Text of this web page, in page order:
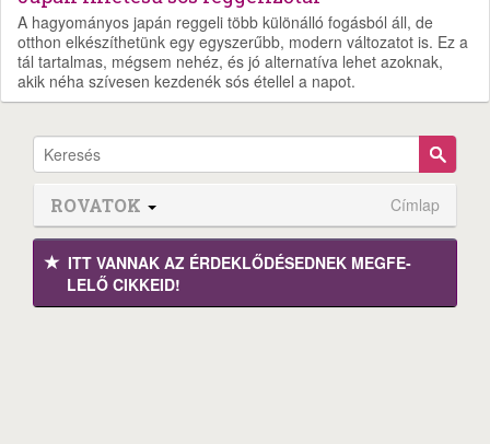
A hagyományos japán reggeli több különálló fogásból áll, de
otthon elkészíthetünk egy egyszerűbb, modern változatot is. Ez a
tál tartalmas, mégsem nehéz, és jó alternatíva lehet azoknak,
akik néha szívesen kezdenék sós étellel a napot.
ROVATOK Címlap
ITT VANNAK AZ ÉRDEK­LŐDÉ­SEDNEK MEGFE­
LELŐ CIKKEID!